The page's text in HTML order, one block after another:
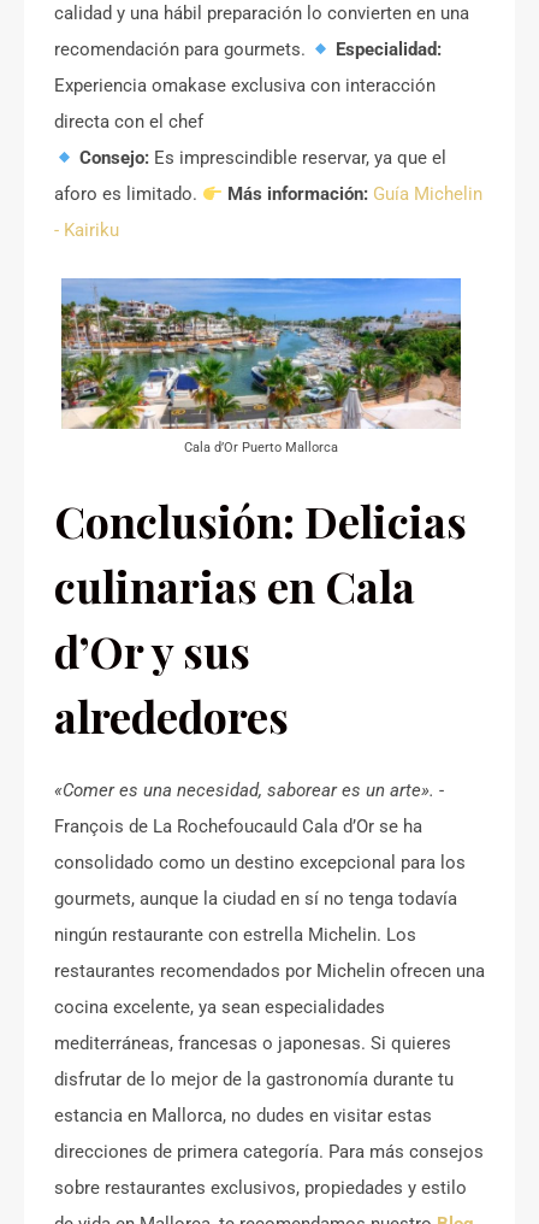
calidad y una hábil preparación lo convierten en una
recomendación para gourmets.
Especialidad:
Experiencia omakase exclusiva con interacción
directa con el chef
Consejo: Es imprescindible reservar, ya que el
aforo es limitado.
Más información: Guía Michelin
- Kairiku
Cala d’Or Puerto Mallorca
Conclusión: Delicias
culinarias en Cala
d’Or y sus
alrededores
«Comer es una necesidad, saborear es un arte». -
François de La Rochefoucauld Cala d’Or se ha
consolidado como un destino excepcional para los
gourmets, aunque la ciudad en sí no tenga todavía
ningún restaurante con estrella Michelin. Los
restaurantes recomendados por Michelin ofrecen una
cocina excelente, ya sean especialidades
mediterráneas, francesas o japonesas. Si quieres
disfrutar de lo mejor de la gastronomía durante tu
estancia en Mallorca, no dudes en visitar estas
direcciones de primera categoría. Para más consejos
sobre restaurantes exclusivos, propiedades y estilo